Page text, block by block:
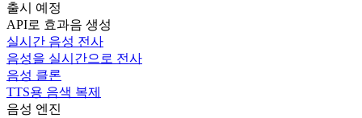
출시 예정
API로 효과음 생성
실시간 음성 전사
음성을 실시간으로 전사
음성 클론
TTS용 음색 복제
음성 엔진